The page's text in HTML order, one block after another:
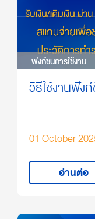
ฟังก์ชันการใช้งาน
ฟังก์ชันการใช้งาน
วิธีใช้งานฟัง
01 October
อ่านต่อ